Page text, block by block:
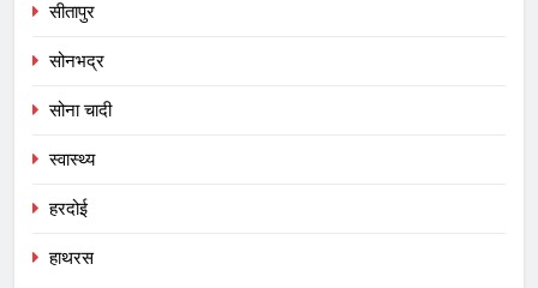
सीतापुर
सोनभद्र
सोना चादी
स्वास्थ्य
हरदोई
हाथरस